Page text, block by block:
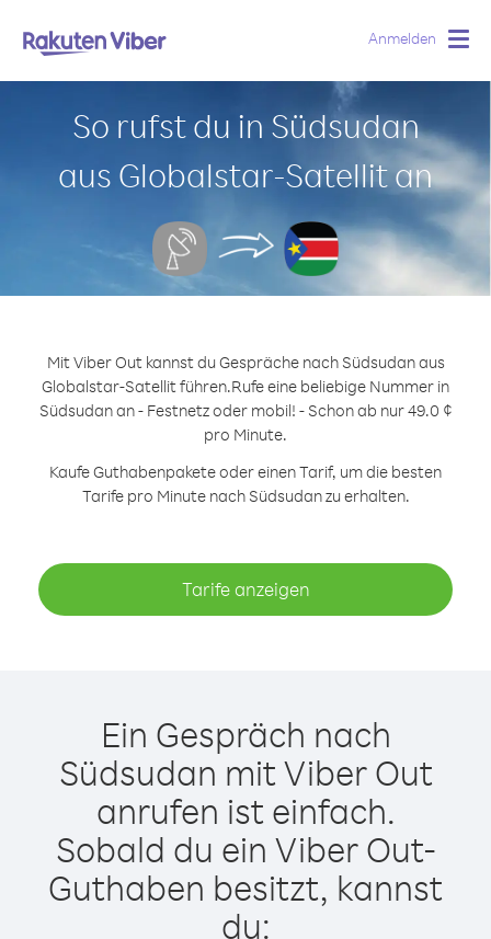
Anmelden
So rufst du in Südsudan
aus Globalstar-Satellit an
Mit Viber Out kannst du Gespräche nach Südsudan aus
Globalstar-Satellit führen.Rufe eine beliebige Nummer in
Südsudan an - Festnetz oder mobil! - Schon ab nur 49.0 ¢
pro Minute.
Kaufe Guthabenpakete oder einen Tarif, um die besten
Tarife pro Minute nach Südsudan zu erhalten.
Tarife anzeigen
Ein Gespräch nach
Südsudan mit Viber Out
anrufen ist einfach.
Sobald du ein Viber Out-
Guthaben besitzt, kannst
du: